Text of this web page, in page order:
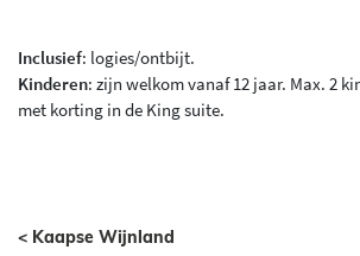
< Kaapse Wijnland
Inclusief: logies/ontbijt.
Kinderen: zijn welkom vanaf 12 jaar. Max. 2
met korting in de King suite.